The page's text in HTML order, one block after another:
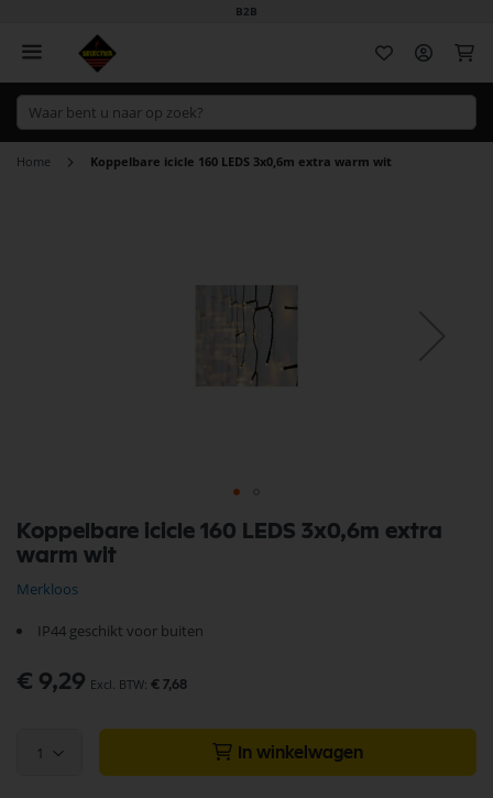
B2B
Home Koppelbare icicle 160 LEDS 3x0,6m extra warm wit
Koppelbare icicle 160 LEDS 3x0,6m extra
warm wit
Merkloos
IP44 geschikt voor buiten
€ 9,29 € 7,68
1 In winkelwagen
naar
het
van
afbeeldingen-